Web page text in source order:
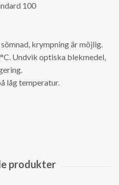
100
krympning är möjlig.
Undvik optiska blekmedel,
låg temperatur.